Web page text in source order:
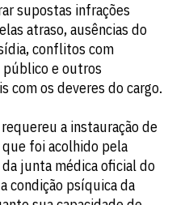
supostas infrações
atraso, ausências do
conflitos com
público e outros
com os deveres do cargo.
a instauração de
foi acolhido pela
junta médica oficial do
condição psíquica da